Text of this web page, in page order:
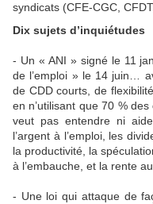
syndicats (CFE-CGC,
Dix sujets d’inquiétudes
- Un « ANI » signé le 11
de l’emploi » le 14 juin…
de CDD courts, de
en n’utilisant que 70 %
veut pas entendre ni
l’argent à l’emploi, les
la productivité, la
à l’embauche, et la rente
- Une loi qui attaque de